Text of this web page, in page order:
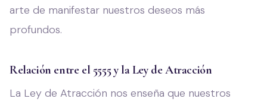
arte de manifestar nuestros deseos más
profundos.
Relación entre el 5555 y la Ley de Atracción
La Ley de Atracción nos enseña que nuestros